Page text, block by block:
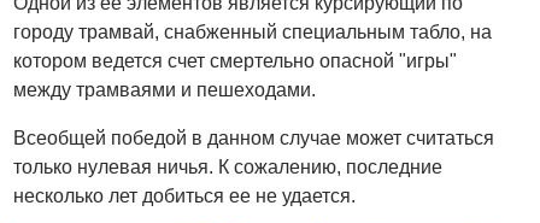
городу трамвай, снабженный специальным табло, на
котором ведется счет смертельно опасной "игры"
между трамваями и пешеходами.
Всеобщей победой в данном случае может считаться
только нулевая ничья. К сожалению, последние
несколько лет добиться ее не удается.